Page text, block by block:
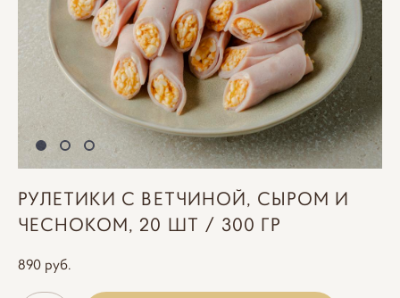
РУЛЕТИКИ С ВЕТЧИНОЙ, СЫРОМ И
ЧЕСНОКОМ, 20 ШТ / 300 ГР
890 pуб.